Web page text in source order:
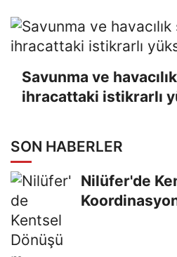
Savunma ve
ihracattaki istikrarlı
SON HABERLER
Nilüfer'de